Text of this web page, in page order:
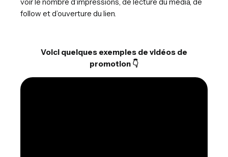
follow et d’ouverture du lien.
Voici quelques exemples de vidéos de
promotion 👇